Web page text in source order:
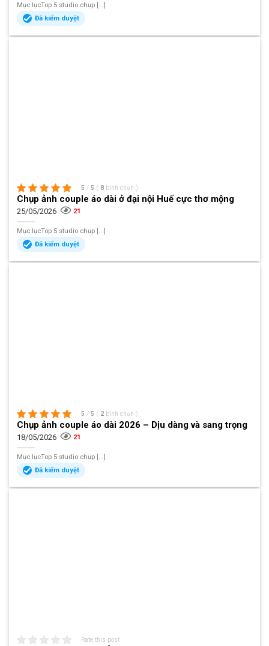
Mục lụcTop 5 studio chụp [...]
Đã kiểm duyệt
5 / 5 ( 8 bình chọn )
Chụp ảnh couple áo dài ở đại nội Huế cực thơ mộng
25/05/2026 21
Mục lụcTop 5 studio chụp [...]
Đã kiểm duyệt
5 / 5 ( 2 bình chọn )
Chụp ảnh couple áo dài 2026 – Dịu dàng và sang trọng
18/05/2026 21
Mục lụcTop 5 studio chụp [...]
Đã kiểm duyệt
Rate this post